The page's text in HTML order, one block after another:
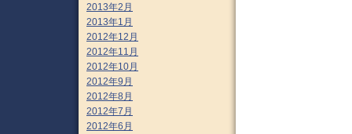
2013年2月
2013年1月
2012年12月
2012年11月
2012年10月
2012年9月
2012年8月
2012年7月
2012年6月